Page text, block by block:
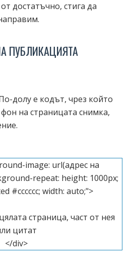
достатъчно, стига да
ПУБЛИКАЦИЯТА
долу е кодът, чрез който
на страницата снимка,
image: url(адрес на
repeat: height: 1000px;
#cccccc; width: auto;">
страница, част от нея
цитат
</div>